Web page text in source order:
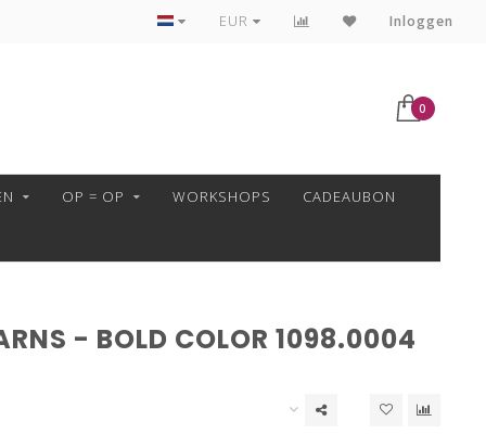
VEILIG BETALEN MET MOLLIE!
EUR Inloggen
0
OP = OP WORKSHOPS CADEAUBON
- BOLD COLOR 1098.0004